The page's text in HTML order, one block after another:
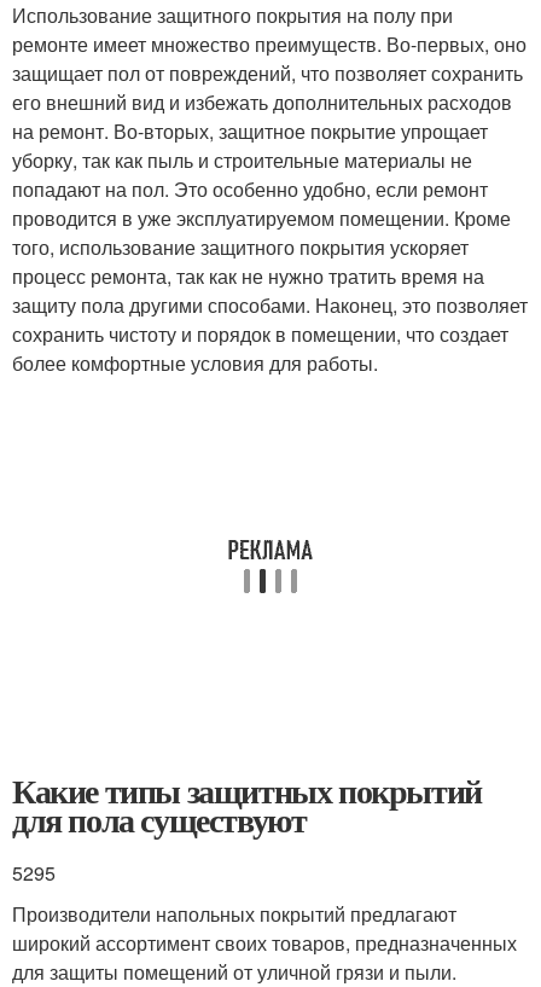
Использование защитного покрытия на полу при
ремонте имеет множество преимуществ. Во-первых, оно
защищает пол от повреждений, что позволяет сохранить
его внешний вид и избежать дополнительных расходов
на ремонт. Во-вторых, защитное покрытие упрощает
уборку, так как пыль и строительные материалы не
попадают на пол. Это особенно удобно, если ремонт
проводится в уже эксплуатируемом помещении. Кроме
того, использование защитного покрытия ускоряет
процесс ремонта, так как не нужно тратить время на
защиту пола другими способами. Наконец, это позволяет
сохранить чистоту и порядок в помещении, что создает
более комфортные условия для работы.
Какие типы защитных покрытий
для пола существуют
5295
Производители напольных покрытий предлагают
широкий ассортимент своих товаров, предназначенных
для защиты помещений от уличной грязи и пыли.